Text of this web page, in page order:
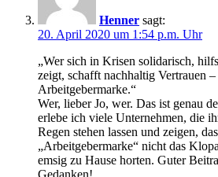
Henner sagt:
20. April 2020 um 1:54 p.m. Uhr
„Wer sich in Krisen solidarisch,
zeigt, schafft nachhaltig Vertrauen
Arbeitgebermarke.“
Wer, lieber Jo, wer. Das ist genau
erlebe ich viele Unternehmen, die
Regen stehen lassen und zeigen,
„Arbeitgebermarke“ nicht das
emsig zu Hause horten. Guter